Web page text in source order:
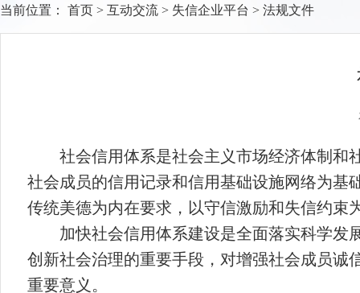
当前位置： 首页 > 互动交流 > 失信企业平台 > 法规文件
社会信用体系是社会主义市场经济体制和
社会成员的信用记录和信用基础设施网络为基
传统美德为内在要求，以守信激励和失信约束
加快社会信用体系建设是全面落实科学发
创新社会治理的重要手段，对增强社会成员诚
重要意义。